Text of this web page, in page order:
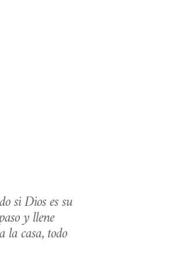
si Dios es su
y llene
la casa, todo